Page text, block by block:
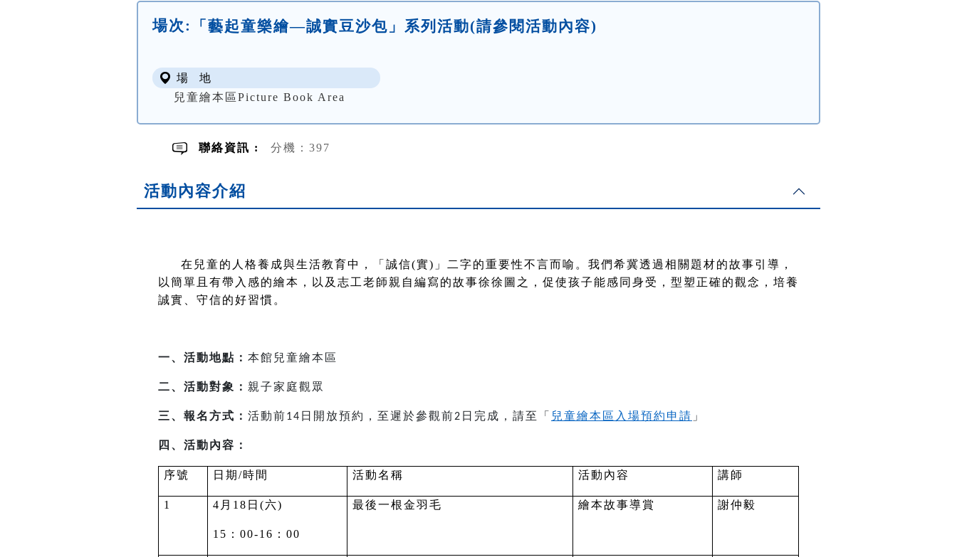
場次: 「藝起童樂繪—誠實豆沙包」系列活動(請參閱活動內容)
場 地
兒童繪本區Picture Book Area
聯絡資訊 : 分機：397
活動內容介紹
在兒童的人格養成與生活教育中，「誠信(實)」二字的重要性不言而喻。我們希冀透過相關題材的故事引導，
以簡單且有帶入感的繪本，以及志工老師親自編寫的故事徐徐圖之，促使孩子能感同身受，型塑正確的觀念，培養
誠實、守信的好習慣。
一、活動地點： 本館兒童繪本區
二、活動對象： 親子家庭觀眾
三、報名方式： 活動前14 日開放預約，至遲於參觀前2 日完成，請至「 兒童繪本區入場預約申請 」
四、活動內容：
序號 日期/時間 活動名稱 活動內容 講師
1 4 月18日(六)
15 ：00-16：00
最後一根金羽毛 繪本故事導賞 謝仲毅